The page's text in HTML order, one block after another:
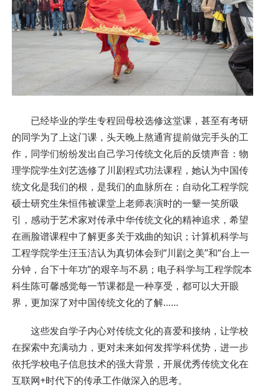
已经毕业的学生专程回母校选修这堂课，甚至有考研
的同学为了上这门课，头天晚上熬通宵提前做完手头的工
作，同学们纷纷发出自己学习传统文化后的反馈声音：物
理学院学生刘艺选修了川剧程式功法课程，她认为中国传
统文化是我们的根，是我们的血脉所在；自动化工程学院
硕士研究生朱恒伟被课堂上老师表演时的一颦一笑所吸
引，感动于艺术家对传承中华传统文化的精神追求，希望
在画脸谱课程中了解更多关于戏曲的知识；计算机科学与
工程学院学生汪玉洁认为真切体会到“川剧之美”和“台上一
分钟，台下十年功”的艰辛与不易；电子科学与工程学院本
科生陈可馨感觉每一节课都是一种享受，都可以大开眼
界，更加深了对中国传统文化的了解……
这些发自学子内心对传统文化的喜爱和接纳，让学校
在探索中充满动力，更对未来如何发挥学科优势，进一步
依托学校电子信息技术的强大背景，开展优秀传统文化在
互联网+时代下的传承工作做深入的思考。